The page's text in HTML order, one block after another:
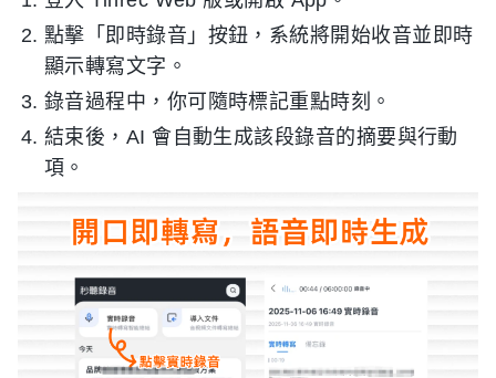
點擊「即時錄音」按鈕，系統將開始收音並即時
顯示轉寫文字。
錄音過程中，你可隨時標記重點時刻。
結束後，AI 會自動生成該段錄音的摘要與行動
項。